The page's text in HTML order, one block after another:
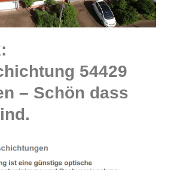
54429
– Schön dass